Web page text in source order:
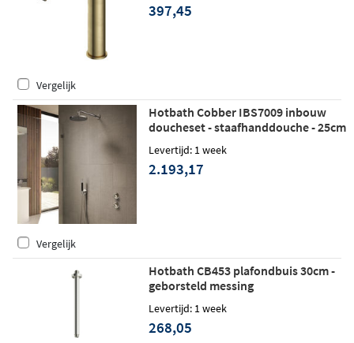
397,45
Vergelijk
Hotbath Cobber IBS7009 inbouw
doucheset - staafhanddouche - 25cm
hoofddouche - plafondbuis 15cm -
wandhouder - geborsteld messing
Levertijd: 1 week
2.193,17
Vergelijk
Hotbath CB453 plafondbuis 30cm -
geborsteld messing
Levertijd: 1 week
268,05